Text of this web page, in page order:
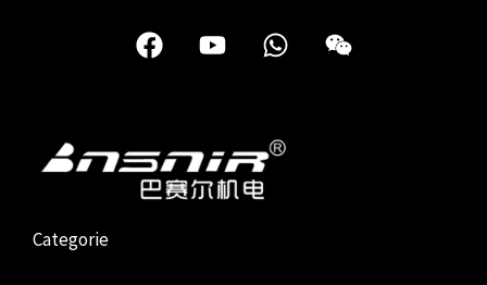
F
a
o
o
Y
o
b
e
W
h
s
a
W
e
Categorie